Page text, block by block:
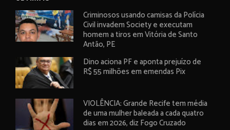
Criminosos usando camisas da Polícia
Civil invadem Society e executam
homem a tiros em Vitória de Santo
Antão, PE
Dino aciona PF e aponta prejuízo de
R$ 55 milhões em emendas Pix
VIOLÊNCIA: Grande Recife tem média
de uma mulher baleada a cada quatro
dias em 2026, diz Fogo Cruzado